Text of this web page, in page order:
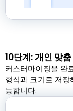
10단계: 개인 맞
커스터마이징을 완
형식과 크기로 저
능합니다.